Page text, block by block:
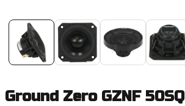
Ground Zero GZNF 50SQ